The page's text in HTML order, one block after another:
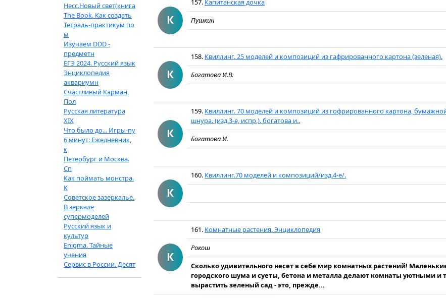
Несс.Новый свет(книга
The Book. Как создать
Тетрадь-практикум по
м
Изучаем DDD -
предметн
ЕГЭ 2024. Русский язык
Энциклопедия
аквариумн
Счастливый Карман,
Пол
Русская литература
XIX
Что было до... Игры-пу
6 минут: Ежедневник,
к
Петербург и Москва.
Сп
Как поймать монстра.
К
Советское зазеркалье.
В зеркале
супермоделей
Русский язык и
культур
Enigma. Тайные
учения
Сервис в России. Десят
К
157. Капитанская дочка
Пушкин
К
158. Квиллинг. 25 моделей и композиций из гафрированного картона (зеленая).
Богатова И.В.
К
159. Квиллинг. 70 моделей и композиций из гофрированного картона,
шнура. (изд.3-е, испр.). богатова и..
Богатова И.
К
160. Квиллинг.70 моделей и композиций/изд.4-е/.
К
161. Комнатные растения. Энциклопедия
Рокош
Сколько удивительного несет в себе мир комнатных растений!
городского шума и суеты, бетона и металла делают комнаты уютными
вырастить зеленый сад - это, прежде...